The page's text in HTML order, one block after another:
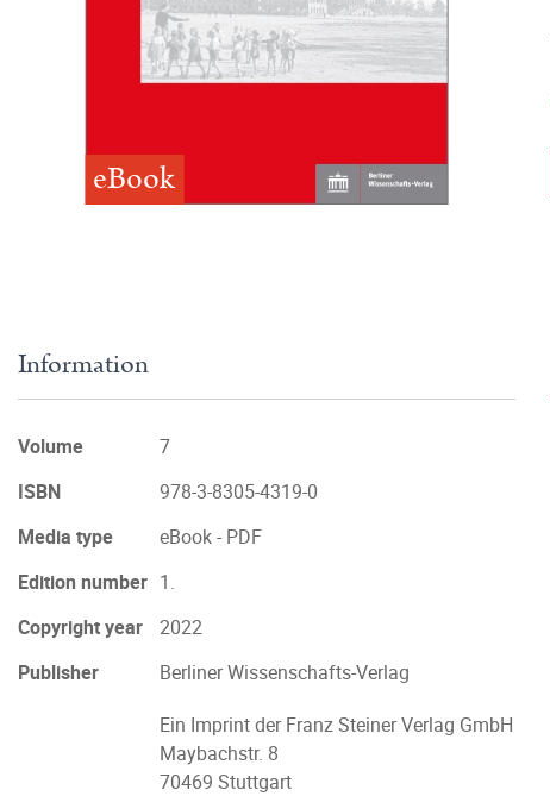
eBook
Information
Volume
7
ISBN
978-3-8305-4319-0
Media type
eBook - PDF
Edition number 1.
Copyright year
2022
Publisher
Berliner Wissenschafts-Verlag
Ein Imprint der Franz Steiner Verlag GmbH
Maybachstr. 8
70469 Stuttgart